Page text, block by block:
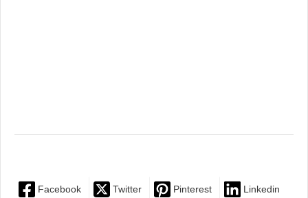
Facebook Twitter Pinterest Linkedin